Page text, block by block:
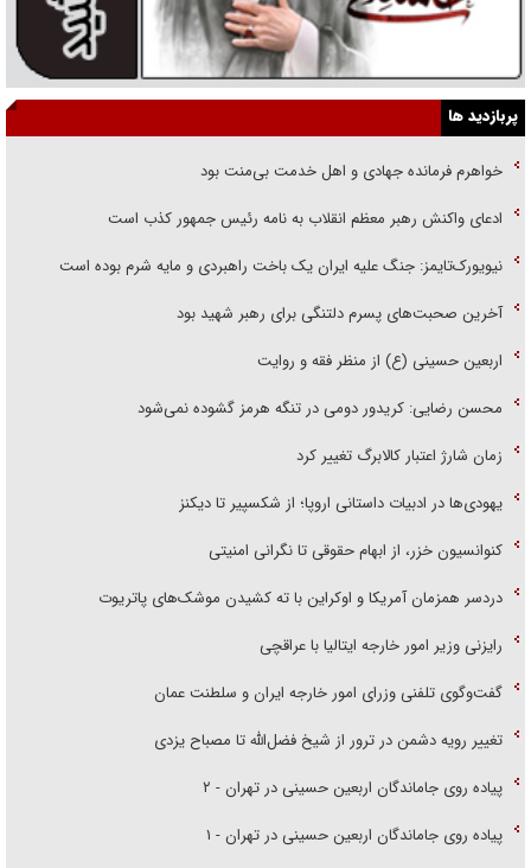
پربازدید ها
خواهرم فرمانده جهادی و اهل خدمت بی‌منت بود
ادعای واکنش رهبر معظم انقلاب به نامه رئیس جمهور کذب است
نیویورک‌تایمز: جنگ علیه ایران یک باخت راهبردی و مایه شرم بوده است
آخرین صحبت‌های پسرم دلتنگی برای رهبر شهید بود
اربعین حسینی (ع) از منظر فقه و روایت
محسن رضایی: کریدور دومی در تنگه هرمز گشوده نمی‌شود
زمان شارژ اعتبار کالابرگ تغییر کرد
یهودی‌ها در ادبیات داستانی اروپا؛ از شکسپیر تا دیکنز
کنوانسیون خزر، از ابهام حقوقی تا نگرانی امنیتی
دردسر همزمان آمریکا و اوکراین با ته کشیدن موشک‌های پاتریوت
رایزنی وزیر امور خارجه ایتالیا با عراقچی
گفت‌وگوی تلفنی وزرای امور خارجه ایران و سلطنت عمان
تغییر رویه دشمن در ترور از شیخ فضل‌الله تا مصباح یزدی
پیاده روی جاماندگان اربعین حسینی در تهران - ۲
پیاده روی جاماندگان اربعین حسینی در تهران - ۱